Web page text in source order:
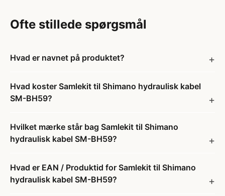
Ofte stillede spørgsmål
Hvad er navnet på produktet?
Hvad koster Samlekit til Shimano hydraulisk kabel
SM-BH59?
Hvilket mærke står bag Samlekit til Shimano
hydraulisk kabel SM-BH59?
Hvad er EAN / Produktid for Samlekit til Shimano
hydraulisk kabel SM-BH59?